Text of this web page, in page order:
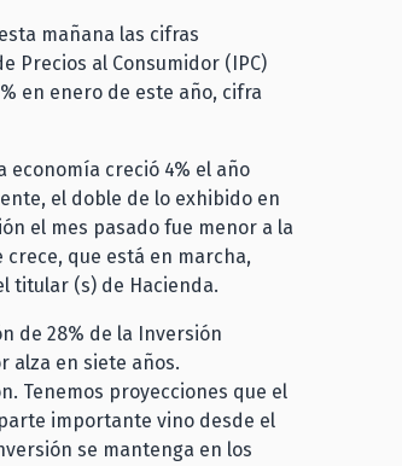
mañana las cifras
Precios al Consumidor (IPC)
en enero de este año, cifra
economía creció 4% el año
el doble de lo exhibido en
el mes pasado fue menor a la
que está en marcha,
titular (s) de Hacienda.
de 28% de la Inversión
alza en siete años.
Tenemos proyecciones que el
importante vino desde el
se mantenga en los